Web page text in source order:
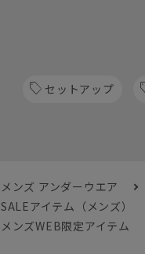
セットアップ
メンズ アンダーウエア
SALEアイテム（メンズ）
メンズWEB限定アイテム